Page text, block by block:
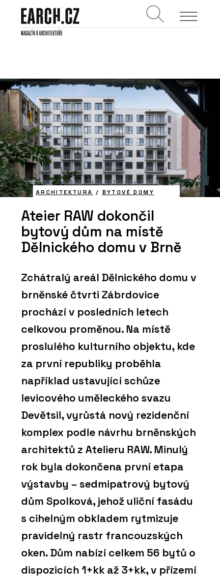
ARCHITEKTURA / BYTOVÉ DOMY
Ateier RAW dokončil
bytový dům na místě
Dělnického domu v Brně
Zchátralý areál Dělnického domu v
brněnské čtvrti Zábrdovice
prochází v posledních letech
celkovou proměnou. Na místě
proslulého kulturního objektu, kde
za první republiky proběhla
například ustavující schůze
levicového uměleckého svazu
Devětsil, vyrůstá nový rezidenční
komplex podle návrhu brněnských
architektů z Atelieru RAW. Minulý
rok byla dokončena první etapa
výstavby – sedmipatrový bytový
dům Spolková, jehož uliční fasádu
s cihelným obkladem rytmizuje
pravidelný rastr francouzských
oken. Dům nabízí celkem 56 bytů o
dispozicích 1+kk až 3+kk, v přízemí